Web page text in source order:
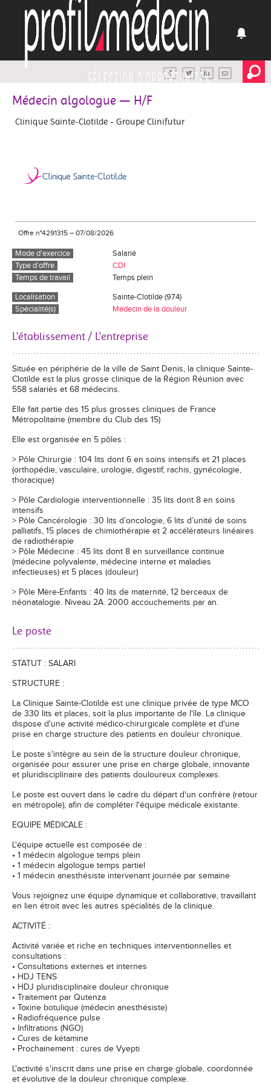
Médecin algologue — H/F
Clinique Sainte-Clotilde - Groupe Clinifutur
Offre n°4291315 – 07/08/2026
Mode d'exercice
Salarié
Type d'offre
CDI
Temps de travail
Temps plein
Localisation
Sainte-Clotilde (974)
Spécialité(s)
Médecin de la douleur
L'établissement / L'entreprise
Située en périphérie de la ville de Saint Denis, la clinique Sainte-
Clotilde est la plus grosse clinique de la Région Réunion avec
558 salariés et 68 médecins.
Elle fait partie des 15 plus grosses cliniques de France
Métropolitaine (membre du Club des 15)
Elle est organisée en 5 pôles :
> Pôle Chirurgie : 104 lits dont 6 en soins intensifs et 21 places
(orthopédie, vasculaire, urologie, digestif, rachis, gynécologie,
thoracique)
> Pôle Cardiologie interventionnelle : 35 lits dont 8 en soins
intensifs
> Pôle Cancérologie : 30 lits d’oncologie, 6 lits d’unité de soins
palliatifs, 15 places de chimiothérapie et 2 accélérateurs linéaires
de radiothérapie
> Pôle Médecine : 45 lits dont 8 en surveillance continue
(médecine polyvalente, médecine interne et maladies
infectieuses) et 5 places (douleur)
> Pôle Mère-Enfants : 40 lits de maternité, 12 berceaux de
néonatalogie. Niveau 2A. 2000 accouchements par an.
Le poste
STATUT : SALARI
STRUCTURE :
La Clinique Sainte-Clotilde est une clinique privée de type MCO
de 330 lits et places, soit la plus importante de l'île. La clinique
dispose d'une activité médico-chirurgicale complète et d'une
prise en charge structure des patients en douleur chronique.
Le poste s'intègre au sein de la structure douleur chronique,
organisée pour assurer une prise en charge globale, innovante
et pluridisciplinaire des patients douloureux complexes.
Le poste est ouvert dans le cadre du départ d'un confrère (retour
en métropole), afin de compléter l'équipe médicale existante.
EQUIPE MÉDICALE :
L'équipe actuelle est composée de :
• 1 médecin algologue temps plein
• 1 médecin algologue temps partiel
• 1 médecin anesthésiste intervenant journée par semaine
Vous rejoignez une équipe dynamique et collaborative, travaillant
en lien étroit avec les autres spécialités de la clinique.
ACTIVITÉ :
Activité variée et riche en techniques interventionnelles et
consultations :
• Consultations externes et internes
• HDJ TENS
• HDJ pluridisciplinaire douleur chronique
• Traitement par Qutenza
• Toxine botulique (médecin anesthésiste)
• Radiofréquence pulse
• Infiltrations (NGO)
• Cures de kétamine
• Prochainement : cures de Vyepti
L'activité s'inscrit dans une prise en charge globale, coordonnée
et évolutive de la douleur chronique complexe.